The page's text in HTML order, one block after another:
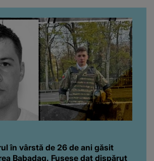
“Am suflet mare. Eu am
ajutat-o.”
în vârstă de 26 de ani găsit
Babadag. Fusese dat dispărut